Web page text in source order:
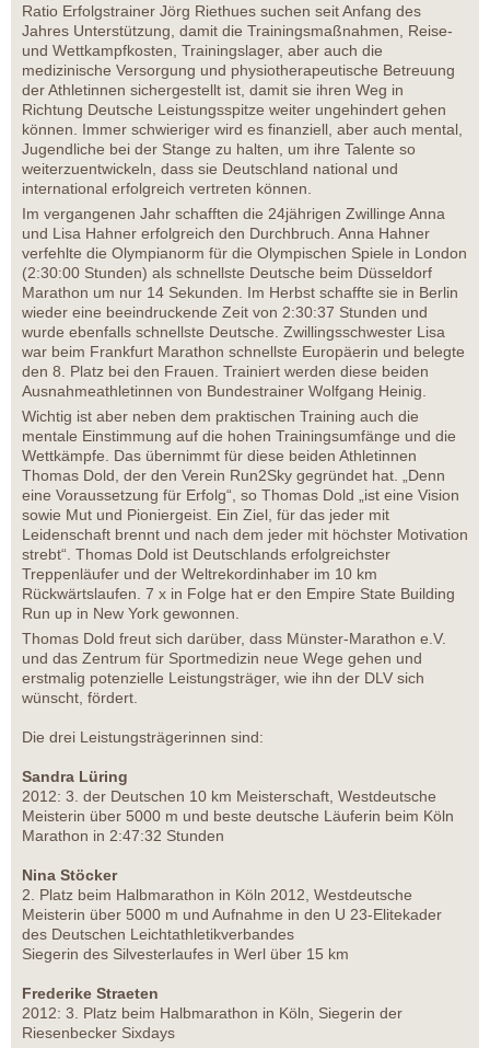
Ratio Erfolgstrainer Jörg Riethues suchen seit Anfang des
Jahres Unterstützung, damit die Trainingsmaßnahmen, Reise-
und Wettkampfkosten, Trainingslager, aber auch die
medizinische Versorgung und physiotherapeutische Betreuung
der Athletinnen sichergestellt ist, damit sie ihren Weg in
Richtung Deutsche Leistungsspitze weiter ungehindert gehen
können. Immer schwieriger wird es finanziell, aber auch mental,
Jugendliche bei der Stange zu halten, um ihre Talente so
weiterzuentwickeln, dass sie Deutschland national und
international erfolgreich vertreten können.
Im vergangenen Jahr schafften die 24jährigen Zwillinge Anna
und Lisa Hahner erfolgreich den Durchbruch. Anna Hahner
verfehlte die Olympianorm für die Olympischen Spiele in London
(2:30:00 Stunden) als schnellste Deutsche beim Düsseldorf
Marathon um nur 14 Sekunden. Im Herbst schaffte sie in Berlin
wieder eine beeindruckende Zeit von 2:30:37 Stunden und
wurde ebenfalls schnellste Deutsche. Zwillingsschwester Lisa
war beim Frankfurt Marathon schnellste Europäerin und belegte
den 8. Platz bei den Frauen. Trainiert werden diese beiden
Ausnahmeathletinnen von Bundestrainer Wolfgang Heinig.
Wichtig ist aber neben dem praktischen Training auch die
mentale Einstimmung auf die hohen Trainingsumfänge und die
Wettkämpfe. Das übernimmt für diese beiden Athletinnen
Thomas Dold, der den Verein Run2Sky gegründet hat. „Denn
eine Voraussetzung für Erfolg“, so Thomas Dold „ist eine Vision
sowie Mut und Pioniergeist. Ein Ziel, für das jeder mit
Leidenschaft brennt und nach dem jeder mit höchster Motivation
strebt“. Thomas Dold ist Deutschlands erfolgreichster
Treppenläufer und der Weltrekordinhaber im 10 km
Rückwärtslaufen. 7 x in Folge hat er den Empire State Building
Run up in New York gewonnen.
Thomas Dold freut sich darüber, dass Münster-Marathon e.V.
und das Zentrum für Sportmedizin neue Wege gehen und
erstmalig potenzielle Leistungsträger, wie ihn der DLV sich
wünscht, fördert.
Die drei Leistungsträgerinnen sind:
Sandra Lüring
2012: 3. der Deutschen 10 km Meisterschaft, Westdeutsche
Meisterin über 5000 m und beste deutsche Läuferin beim Köln
Marathon in 2:47:32 Stunden
Nina Stöcker
2. Platz beim Halbmarathon in Köln 2012, Westdeutsche
Meisterin über 5000 m und Aufnahme in den U 23-Elitekader
des Deutschen Leichtathletikverbandes
Siegerin des Silvesterlaufes in Werl über 15 km
Frederike Straeten
2012: 3. Platz beim Halbmarathon in Köln, Siegerin der
Riesenbecker Sixdays